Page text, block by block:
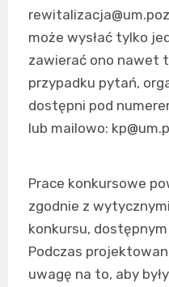
może wysłać tylko
zawierać ono nawet
przypadku pytań,
dostępni pod
lub mailowo:
Prace konkursowe
zgodnie z
konkursu,
Podczas
uwagę na to, aby